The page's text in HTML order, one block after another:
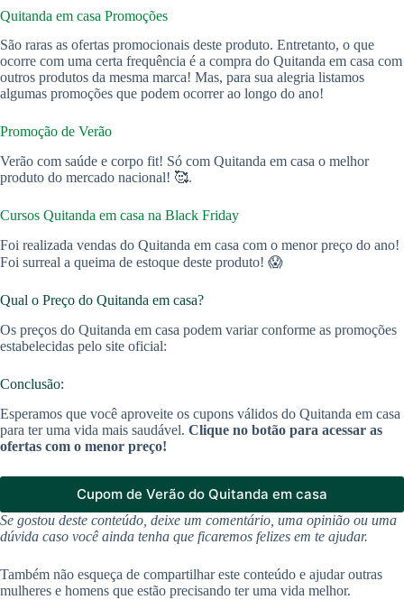
Quitanda em casa Promoções
São raras as ofertas promocionais deste produto. Entretanto, o que
ocorre com uma certa frequência é a compra do Quitanda em casa com
outros produtos da mesma marca! Mas, para sua alegria listamos
algumas promoções que podem ocorrer ao longo do ano!
Promoção de Verão
Verão com saúde e corpo fit! Só com Quitanda em casa o melhor
produto do mercado nacional! 🥰.
Cursos Quitanda em casa na Black Friday
Foi realizada vendas do Quitanda em casa com o menor preço do ano!
Foi surreal a queima de estoque deste produto! 😱
Qual o Preço do Quitanda em casa?
Os preços do Quitanda em casa podem variar conforme as promoções
estabelecidas pelo site oficial:
Conclusão:
Esperamos que você aproveite os cupons válidos do Quitanda em casa
para ter uma vida mais saudável. Clique no botão para acessar as
ofertas com o menor preço!
Cupom de Verão do Quitanda em casa
Se gostou deste conteúdo, deixe um comentário, uma opinião ou uma
dúvida caso você ainda tenha que ficaremos felizes em te ajudar.
Também não esqueça de compartilhar este conteúdo e ajudar outras
mulheres e homens que estão precisando ter uma vida melhor.